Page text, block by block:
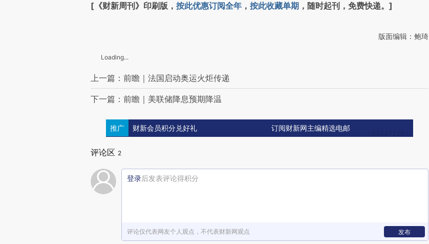
[《财新周刊》印刷版， 按此优惠订阅全年 ， 按此收藏单期 ，随时起刊，免费快递。]
版面编辑：鲍琦
Loading...
上一篇：前瞻｜法国启动奥运火炬传递
下一篇：前瞻｜美联储降息预期降温
推广 财新会员积分兑好礼 订阅财新网主编精选电邮
评论区 2
登录后发表评论得积分
评论仅代表网友个人观点，不代表财新网观点 发布